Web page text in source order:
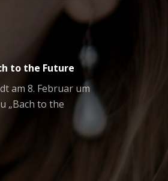
to the Future
am 8. Februar um
„Bach to the